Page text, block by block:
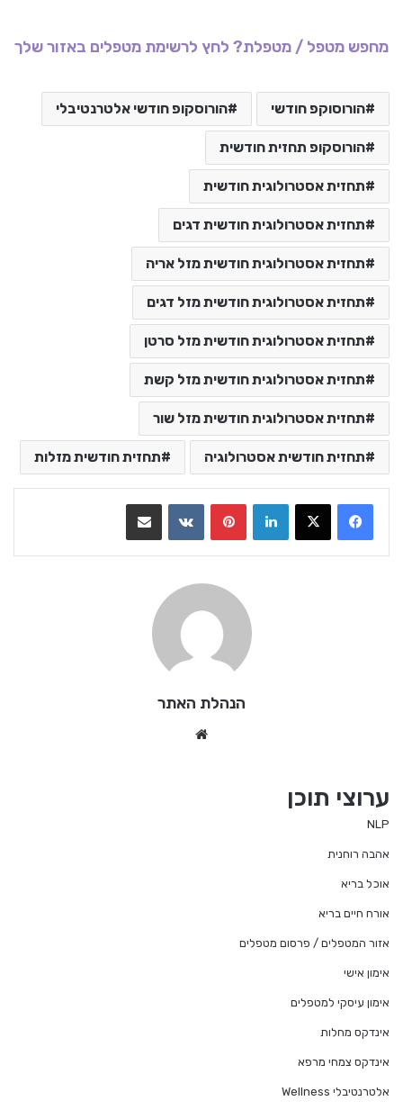
מחפש מטפל / מטפלת? לחץ לרשימת מטפלים באזור שלך
הורוסוקפ חודשי הורוסקופ חודשי אלטרנטיבלי
הורוסקופ תחזית חודשית
תחזית אסטרולוגית חודשית
תחזית אסטרולוגית חודשית דגים
תחזית אסטרולוגית חודשית מזל אריה
תחזית אסטרולוגית חודשית מזל דגים
תחזית אסטרולוגית חודשית מזל סרטן
תחזית אסטרולוגית חודשית מזל קשת
תחזית אסטרולוגית חודשית מזל שור
תחזית חודשית אסטרולוגיה תחזית חודשית מזלות
LinkedIn
VKontakte
הנהלת האתר
ערוצי תוכן
NLP
אהבה רוחנית
אוכל בריא
אורח חיים בריא
אזור המטפלים / פרסום מטפלים
אימון אישי
אימון עיסקי למטפלים
אינדקס מחלות
אינדקס צמחי מרפא
אלטרנטיבלי Wellness